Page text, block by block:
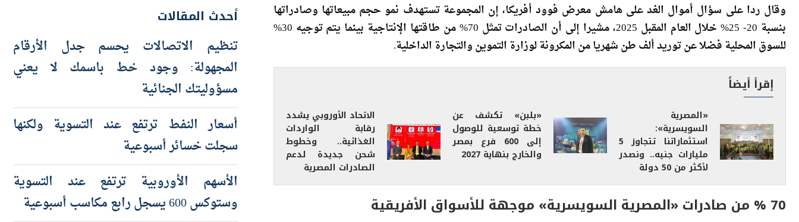
وقال ردا على سؤال أموال الغد على هامش معرض فوود أفريكا، إن المجموعة تستهدف نمو حجم مبيعاتها وصادراتها
بنسبة 20- 25% خلال العام المقبل 2025، مشيرا إلى أن الصادرات تمثل 70% من طاقتها الإنتاجية بينما يتم توجيه 30%
للسوق المحلية فضلا عن توريد ألف طن شهريا من المكرونة لوزارة التموين والتجارة الداخلية.
إقرأ أيضاً
«المصرية
السويسرية»:
استثماراتنا تتجاوز 5
مليارات جنيه.. ونصدر
لأكثر من 50 دولة
«بلبن» تكشف عن
خطة توسعية للوصول
إلى 600 فرع بمصر
والخارج بنهاية 2027
الاتحاد الأوروبي يشدد
رقابة الواردات
الغذائية.. وخطوط
شحن جديدة لدعم
الصادرات المصرية
70 % من صادرات «المصرية السويسرية» موجهة للأسواق الأفريقية
أحدث المقالات
تنظيم الاتصالات يحسم جدل الأرقام
المجهولة: وجود خط باسمك لا يعني
مسؤوليتك الجنائية
أسعار النفط ترتفع عند التسوية ولكنها
سجلت خسائر أسبوعية
الأسهم الأوروبية ترتفع عند التسوية
وستوكس 600 يسجل رابع مكاسب أسبوعية